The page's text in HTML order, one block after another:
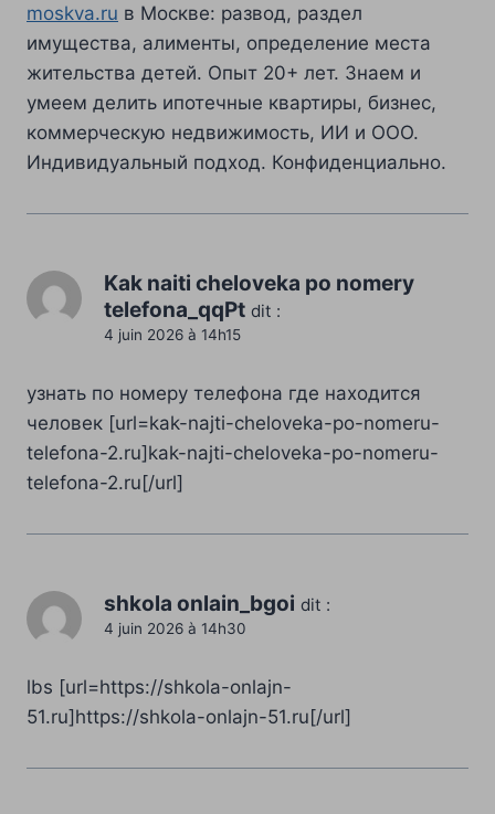
moskva.ru в Москве: развод, раздел
имущества, алименты, определение места
жительства детей. Опыт 20+ лет. Знаем и
умеем делить ипотечные квартиры, бизнес,
коммерческую недвижимость, ИИ и ООО.
Индивидуальный подход. Конфиденциально.
Kak naiti cheloveka po nomery
telefona_qqPt dit :
4 juin 2026 à 14h15
узнать по номеру телефона где находится
человек [url=kak-najti-cheloveka-po-nomeru-
telefona-2.ru]kak-najti-cheloveka-po-nomeru-
telefona-2.ru[/url]
shkola onlain_bgoi dit :
4 juin 2026 à 14h30
lbs [url=https://shkola-onlajn-
51.ru]https://shkola-onlajn-51.ru[/url]